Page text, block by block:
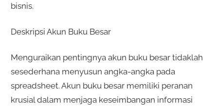
bisnis.
Deskripsi Akun Buku Besar
Menguraikan pentingnya akun buku besar tidaklah
sesederhana menyusun angka-angka pada
spreadsheet. Akun buku besar memiliki peranan
krusial dalam menjaga keseimbangan informasi